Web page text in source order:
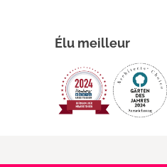
Élu meilleur